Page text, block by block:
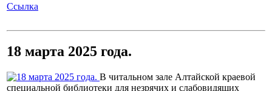
Ссылка
18 марта 2025 года.
В читальном зале Алтайской краевой
специальной библиотеки для незрячих и слабовидящих